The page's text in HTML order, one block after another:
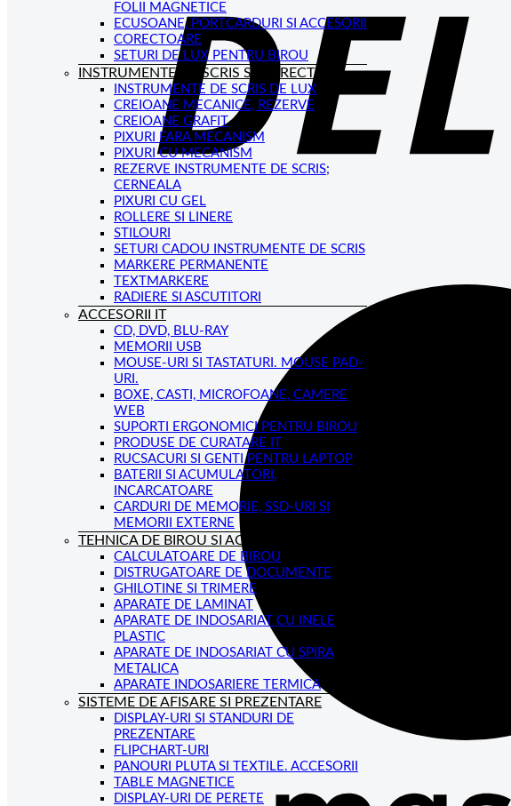
FOLII MAGNETICE
ECUSOANE, PORTCARDURI SI ACCESORII
CORECTOARE
SETURI DE LUX PENTRU BIROU
INSTRUMENTE DE SCRIS SI CORECTAT
INSTRUMENTE DE SCRIS DE LUX
CREIOANE MECANICE, REZERVE
CREIOANE GRAFIT
PIXURI FARA MECANISM
PIXURI CU MECANISM
REZERVE INSTRUMENTE DE SCRIS;
CERNEALA
PIXURI CU GEL
ROLLERE SI LINERE
STILOURI
SETURI CADOU INSTRUMENTE DE SCRIS
MARKERE PERMANENTE
TEXTMARKERE
RADIERE SI ASCUTITORI
ACCESORII IT
CD, DVD, BLU-RAY
MEMORII USB
MOUSE-URI SI TASTATURI. MOUSE PAD-
URI.
BOXE, CASTI, MICROFOANE, CAMERE
WEB
SUPORTI ERGONOMICI PENTRU BIROU
PRODUSE DE CURATARE IT
RUCSACURI SI GENTI PENTRU LAPTOP
BATERII SI ACUMULATORI,
INCARCATOARE
CARDURI DE MEMORIE, SSD-URI SI
MEMORII EXTERNE
TEHNICA DE BIROU SI ACCESORII
CALCULATOARE DE BIROU
DISTRUGATOARE DE DOCUMENTE
GHILOTINE SI TRIMERE
APARATE DE LAMINAT
APARATE DE INDOSARIAT CU INELE
PLASTIC
APARATE DE INDOSARIAT CU SPIRA
METALICA
APARATE INDOSARIERE TERMICA
SISTEME DE AFISARE SI PREZENTARE
DISPLAY-URI SI STANDURI DE
PREZENTARE
FLIPCHART-URI
PANOURI PLUTA SI TEXTILE. ACCESORII
TABLE MAGNETICE
DISPLAY-URI DE PERETE